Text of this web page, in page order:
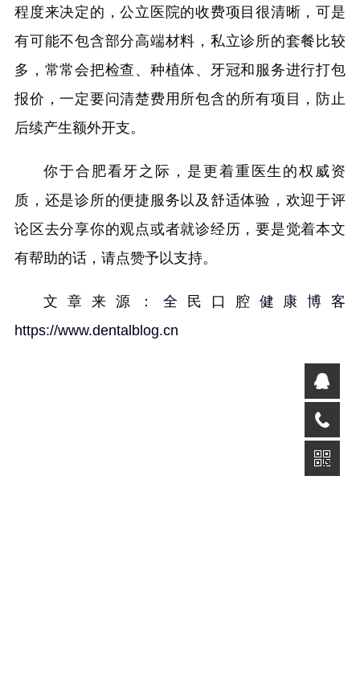
程度来决定的，公立医院的收费项目很清晰，可是
有可能不包含部分高端材料，私立诊所的套餐比较
多，常常会把检查、种植体、牙冠和服务进行打包
报价，一定要问清楚费用所包含的所有项目，防止
后续产生额外开支。
你于合肥看牙之际，是更着重医生的权威资
质，还是诊所的便捷服务以及舒适体验，欢迎于评
论区去分享你的观点或者就诊经历，要是觉着本文
有帮助的话，请点赞予以支持。
文章来源：全民口腔健康博客
https://www.dentalblog.cn